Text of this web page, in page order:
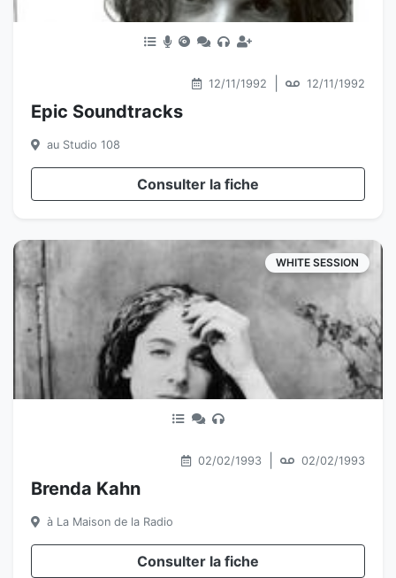
12/11/1992 12/11/1992
Epic Soundtracks
au Studio 108
Consulter la fiche
WHITE SESSION
02/02/1993 02/02/1993
Brenda Kahn
à La Maison de la Radio
Consulter la fiche